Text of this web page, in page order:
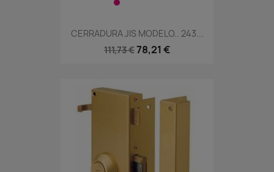
CERRADURA JIS MODELO.. 243...
111,73 €78,21 €